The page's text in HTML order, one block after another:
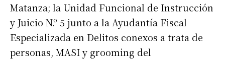
Matanza; la Unidad Funcional de Instrucción
y Juicio N.º 5 junto a la Ayudantía Fiscal
Especializada en Delitos conexos a trata de
personas, MASI y grooming del